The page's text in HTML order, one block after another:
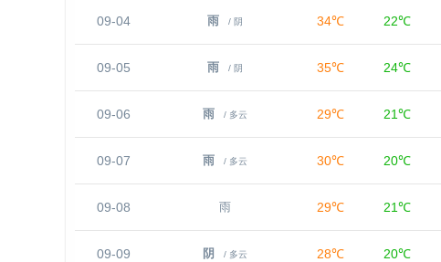
09-04 雨 / 阴 34℃ 22℃
09-05 雨 / 阴 35℃ 24℃
09-06 雨 / 多云 29℃ 21℃
09-07 雨 / 多云 30℃ 20℃
09-08 雨 29℃ 21℃
09-09 阴 / 多云 28℃ 20℃